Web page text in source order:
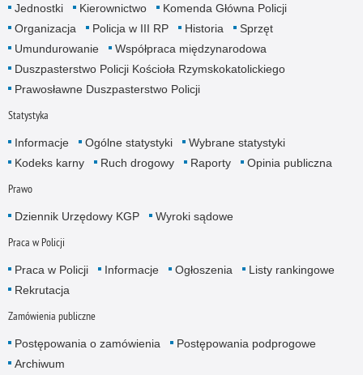
Jednostki Kierownictwo
Komenda Główna Policji
Organizacja
Policja w III RP Historia
Sprzęt
Umundurowanie
Współpraca międzynarodowa
Duszpasterstwo Policji Kościoła Rzymskokatolickiego
Prawosławne Duszpasterstwo Policji
Statystyka
Informacje Ogólne statystyki
Wybrane statystyki
Kodeks karny
Ruch drogowy Raporty Opinia publiczna
Prawo
Dziennik Urzędowy KGP Wyroki sądowe
Praca w Policji
Praca w Policji Informacje Ogłoszenia
Listy rankingowe
Rekrutacja
Zamówienia publiczne
Postępowania o zamówienia
Postępowania podprogowe
Archiwum